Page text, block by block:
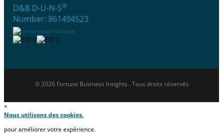
D&B D-U-N-S®
Number: 861494523
© 2026 Fortune Business Insights . Tous droits réservés
×
Nous utilisons des cookies.
pour améliorer votre expérience.